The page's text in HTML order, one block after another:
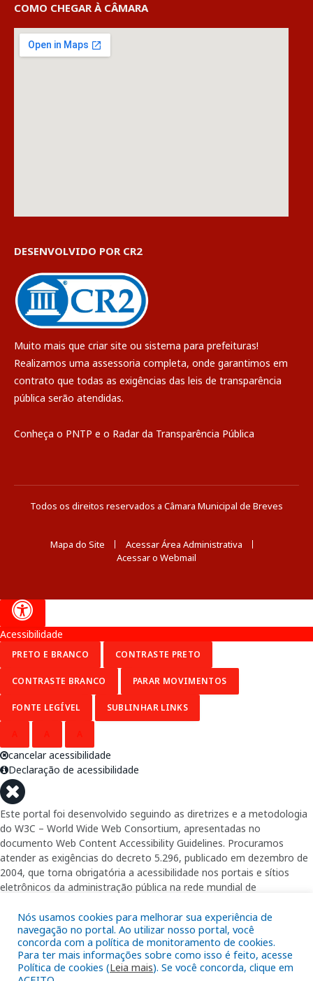
COMO CHEGAR À CÂMARA
DESENVOLVIDO POR CR2
Muito mais que criar site ou sistema para prefeituras!
Realizamos uma assessoria completa, onde garantimos em
contrato que todas as exigências das leis de transparência
pública serão atendidas.
Conheça o PNTP e o Radar da Transparência Pública
Todos os direitos reservados a Câmara Municipal de Breves
Mapa do Site
Acessar Área Administrativa
Acessar o Webmail
Nós usamos cookies para melhorar sua experiência de
navegação no portal. Ao utilizar nosso portal, você
concorda com a política de monitoramento de cookies.
Para ter mais informações sobre como isso é feito, acesse
Política de cookies (Leia mais). Se você concorda, clique em
Acessibilidade
PRETO E BRANCO CONTRASTE PRETO
CONTRASTE BRANCO PARAR MOVIMENTOS
FONTE LEGÍVEL SUBLINHAR LINKS
cancelar acessibilidade
Declaração de acessibilidade
Este portal foi desenvolvido seguindo as diretrizes e a metodologia
do W3C – World Wide Web Consortium, apresentadas no
documento Web Content Accessibility Guidelines. Procuramos
atender as exigências do decreto 5.296, publicado em dezembro de
2004, que torna obrigatória a acessibilidade nos portais e sítios
eletrônicos da administração pública na rede mundial de
garantindo-lhes o pleno acesso aos conteúdos disponíveis.
Além de validações automáticas, foram realizados testes em
diversos navegadores e através do utilitário de acesso a Internet do
DOSVOX, sistema operacional destinado deficientes visuais.